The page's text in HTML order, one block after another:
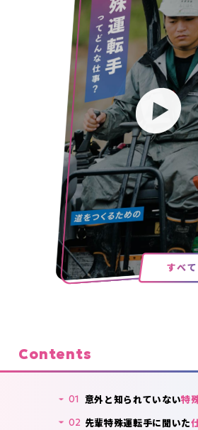
すべ
Contents
01 意外と知られていない特
02 先輩特殊運転手に聞いた